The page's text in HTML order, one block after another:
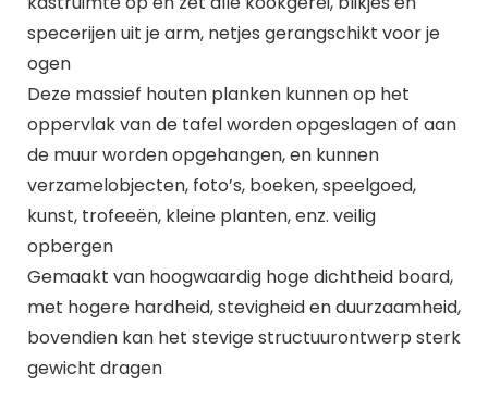
specerijen uit je arm, netjes gerangschikt voor je
ogen
Deze massief houten planken kunnen op het
oppervlak van de tafel worden opgeslagen of aan
de muur worden opgehangen, en kunnen
verzamelobjecten, foto’s, boeken, speelgoed,
kunst, trofeeën, kleine planten, enz. veilig
opbergen
Gemaakt van hoogwaardig hoge dichtheid board,
met hogere hardheid, stevigheid en duurzaamheid,
bovendien kan het stevige structuurontwerp sterk
gewicht dragen